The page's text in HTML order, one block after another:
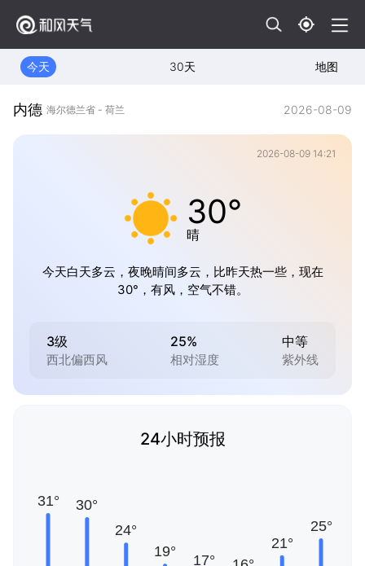
今天 30天 地图
内德 海尔德兰省 - 荷兰 2026-08-09
2026-08-09 14:21
30°
晴
今天白天多云，夜晚晴间多云，比昨天热一些，现在
30°，有风，空气不错。
3级
西北偏西风
25%
相对湿度
中等
紫外线
24小时预报